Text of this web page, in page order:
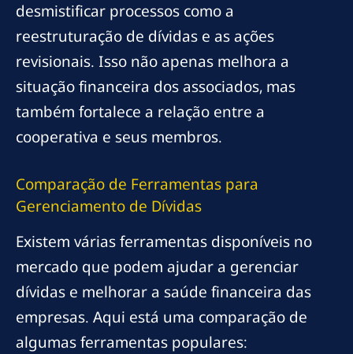
desmistificar processos como a
reestruturação de dívidas e as ações
revisionais. Isso não apenas melhora a
situação financeira dos associados, mas
também fortalece a relação entre a
cooperativa e seus membros.
Comparação de Ferramentas para
Gerenciamento de Dívidas
Existem várias ferramentas disponíveis no
mercado que podem ajudar a gerenciar
dívidas e melhorar a saúde financeira das
empresas. Aqui está uma comparação de
algumas ferramentas populares: